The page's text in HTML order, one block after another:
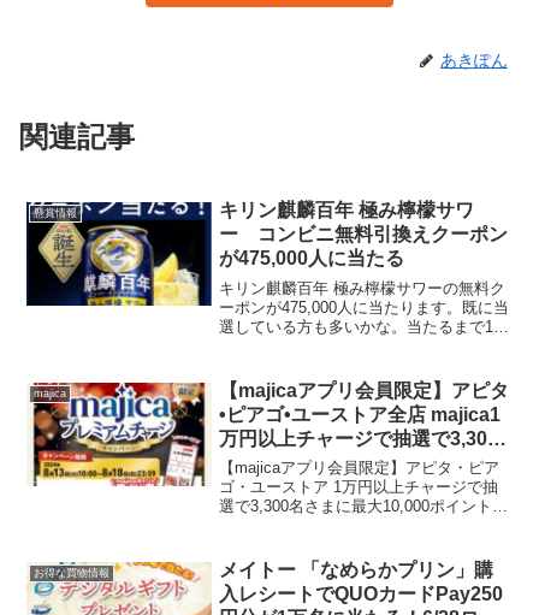
あきぽん
関連記事
懸賞情報
キリン麒麟百年 極み檸檬サワ
ー コンビニ無料引換えクーポン
が475,000人に当たる
キリン麒麟百年 極み檸檬サワーの無料ク
ーポンが475,000人に当たります。既に当
選している方も多いかな。当たるまで1日
ンイレブン（6日11時～） セブンイレブ
ン...
majica
【majicaアプリ会員限定】アピタ
•ピアゴ•ユーストア全店 majica1
万円以上チャージで抽選で3,300
名に最大10,000ポイントプレゼン
ト！
【majicaアプリ会員限定】アピタ・ピア
ゴ・ユーストア 1万円以上チャージで抽
選で3,300名さまに最大10,000ポイントプ
に10,000円以上チャージ...
お得な買物情報
メイトー 「なめらかプリン」購
入レシートでQUOカードPay250